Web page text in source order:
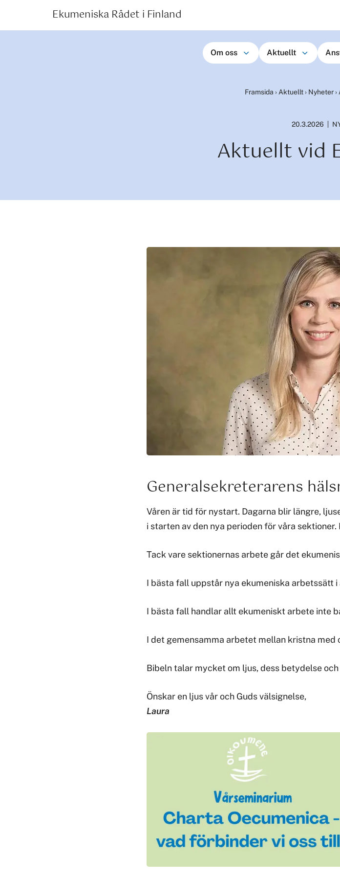
Ekumeniska Rådet i Finland
Om oss Aktuellt
Framsida › Aktuellt › Nyheter ›
20.3.2026
Aktuellt vid
Generalsekreterarens
Våren är tid för nystart. Dagarna blir längre,
i starten av den nya perioden för våra
Tack vare sektionernas arbete går det
I bästa fall uppstår nya ekumeniska arbetssätt
I bästa fall handlar allt ekumeniskt arbete inte
I det gemensamma arbetet mellan kristna
Bibeln talar mycket om ljus, dess betydelse
Önskar en ljus vår och Guds välsignelse,
Laura